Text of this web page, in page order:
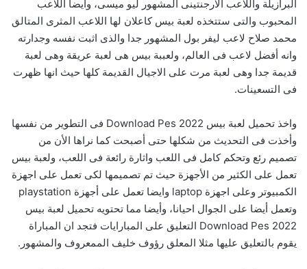
البرازيلة واللاعب الارجنتينى المشهور ليو ميسى، وأيضا اللاعب
المحبوب والتى ستتخذه لعبة بيس كاعلان لها اللاعب المثرى المتالق
محمد صلاح لاعب ليفر بول المشهور جدا والذى اثبت نفسه وجدارته
وانه أفضل لاعب فى العالم، ولعببة بيس هى لعبة عريقة وهى لعبة
قديمة جدا وهى لعبة مرت على الاجيال القديمة كلها حيث انها ظهرت
فى التسعينات.
واخذ تحميل لعبة بيس 2022 Download Pes فى التطوير من نفسها
وأخذت فى التحديث من شكلها حتى أصبحت كما نراها الأن من
تصميم رئع وتحكم كامل فى اللعب واثارة رائعة فى اللعب، ولعبة بيس
تعمل على الكثير من الأجهزة حيث تم تصميمها لكى تعمل على اجهزة
الكمبيوتر وعلى اجهزة laptop وايضا تعمل على أجهزة playstation
وتعمل أيضا على الجوال احيانا، وأيضا مما تحتويه تحميل لعبة بيس
2022 Download Pes التعليق على المبارايات فتجد ان المباراة
يقوم بالتعليق عليها مثلا المعلق رؤوف خليف الممعروف والمشهور.